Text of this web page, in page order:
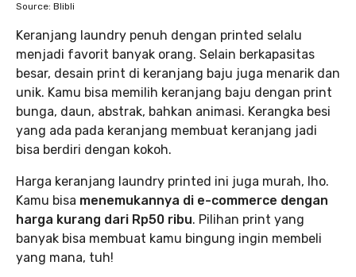
Source: Blibli
Keranjang laundry penuh dengan printed selalu
menjadi favorit banyak orang. Selain berkapasitas
besar, desain print di keranjang baju juga menarik dan
unik. Kamu bisa memilih keranjang baju dengan print
bunga, daun, abstrak, bahkan animasi. Kerangka besi
yang ada pada keranjang membuat keranjang jadi
bisa berdiri dengan kokoh.
Harga keranjang laundry printed ini juga murah, lho.
Kamu bisa menemukannya di e-commerce dengan
harga kurang dari Rp50 ribu. Pilihan print yang
banyak bisa membuat kamu bingung ingin membeli
yang mana, tuh!